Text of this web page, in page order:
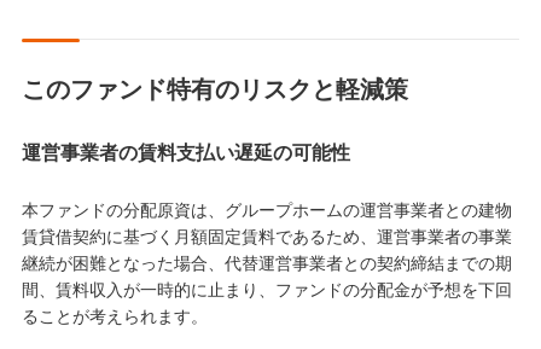
このファンド特有のリスクと軽減策
運営事業者の賃料支払い遅延の可能性
本ファンドの分配原資は、グループホームの運営事業者との建物
賃貸借契約に基づく月額固定賃料であるため、運営事業者の事業
継続が困難となった場合、代替運営事業者との契約締結までの期
間、賃料収入が一時的に止まり、ファンドの分配金が予想を下回
ることが考えられます。